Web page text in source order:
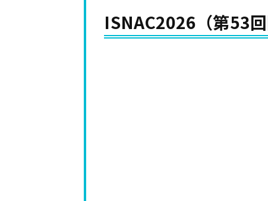
ISNAC2026（第53